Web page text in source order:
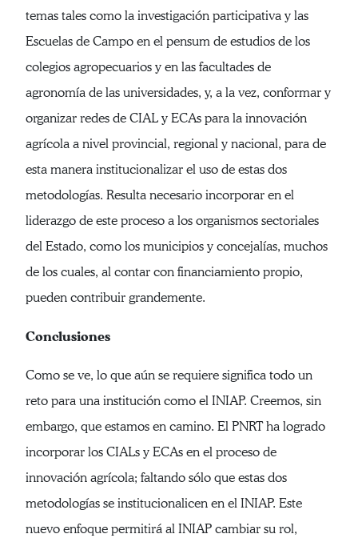
temas tales como la investigación participativa y las
Escuelas de Campo en el pensum de estudios de los
colegios agropecuarios y en las facultades de
agronomía de las universidades, y, a la vez, conformar y
organizar redes de CIAL y ECAs para la innovación
agrícola a nivel provincial, regional y nacional, para de
esta manera institucionalizar el uso de estas dos
metodologías. Resulta necesario incorporar en el
liderazgo de este proceso a los organismos sectoriales
del Estado, como los municipios y concejalías, muchos
de los cuales, al contar con financiamiento propio,
pueden contribuir grandemente.
Conclusiones
Como se ve, lo que aún se requiere significa todo un
reto para una institución como el INIAP. Creemos, sin
embargo, que estamos en camino. El PNRT ha logrado
incorporar los CIALs y ECAs en el proceso de
innovación agrícola; faltando sólo que estas dos
metodologías se institucionalicen en el INIAP. Este
nuevo enfoque permitirá al INIAP cambiar su rol,